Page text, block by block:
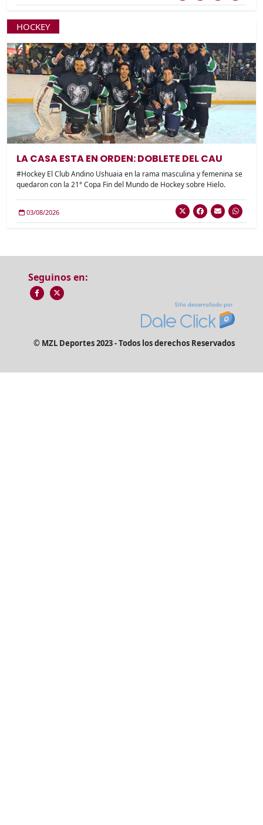
HOCKEY
LA CASA ESTA EN ORDEN: DOBLETE DEL CAU
#Hockey El Club Andino Ushuaia en la rama masculina y femenina se
quedaron con la 21° Copa Fin del Mundo de Hockey sobre Hielo.
03/08/2026
Seguinos en:
© MZL Deportes 2023 - Todos los derechos Reservados